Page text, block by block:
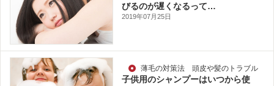
びるのが遅くなるって…
2019年07月25日
薄毛の対策法 頭皮や髪のトラブル
子供用のシャンプーはいつから使